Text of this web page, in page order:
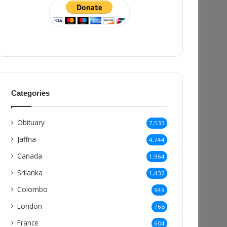
Categories
Obituary 7,533
Jaffna 4,744
Canada 1,964
Srilanka 1,432
Colombo 949
London 768
France 604